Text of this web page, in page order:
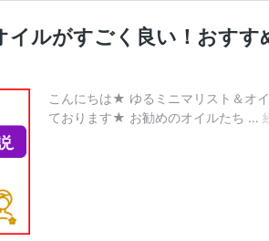
イルがすごく良い！おす
こんにちは★ ゆるミニマリスト＆オ
ております★ お勧めのオイルたち …